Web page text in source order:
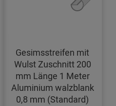
Gesimsstreifen mit
Wulst Zuschnitt 200
mm Länge 1 Meter
Aluminium walzblank
0,8 mm (Standard)